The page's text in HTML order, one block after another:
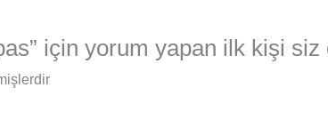
için yorum yapan ilk kişi siz